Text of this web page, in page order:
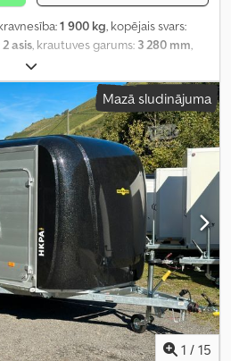
1 900 kg, kopējais svars:
2 asis , krautuves garums: 3 280 mm
1 770 mm
Mazā sludinājuma
1 / 15